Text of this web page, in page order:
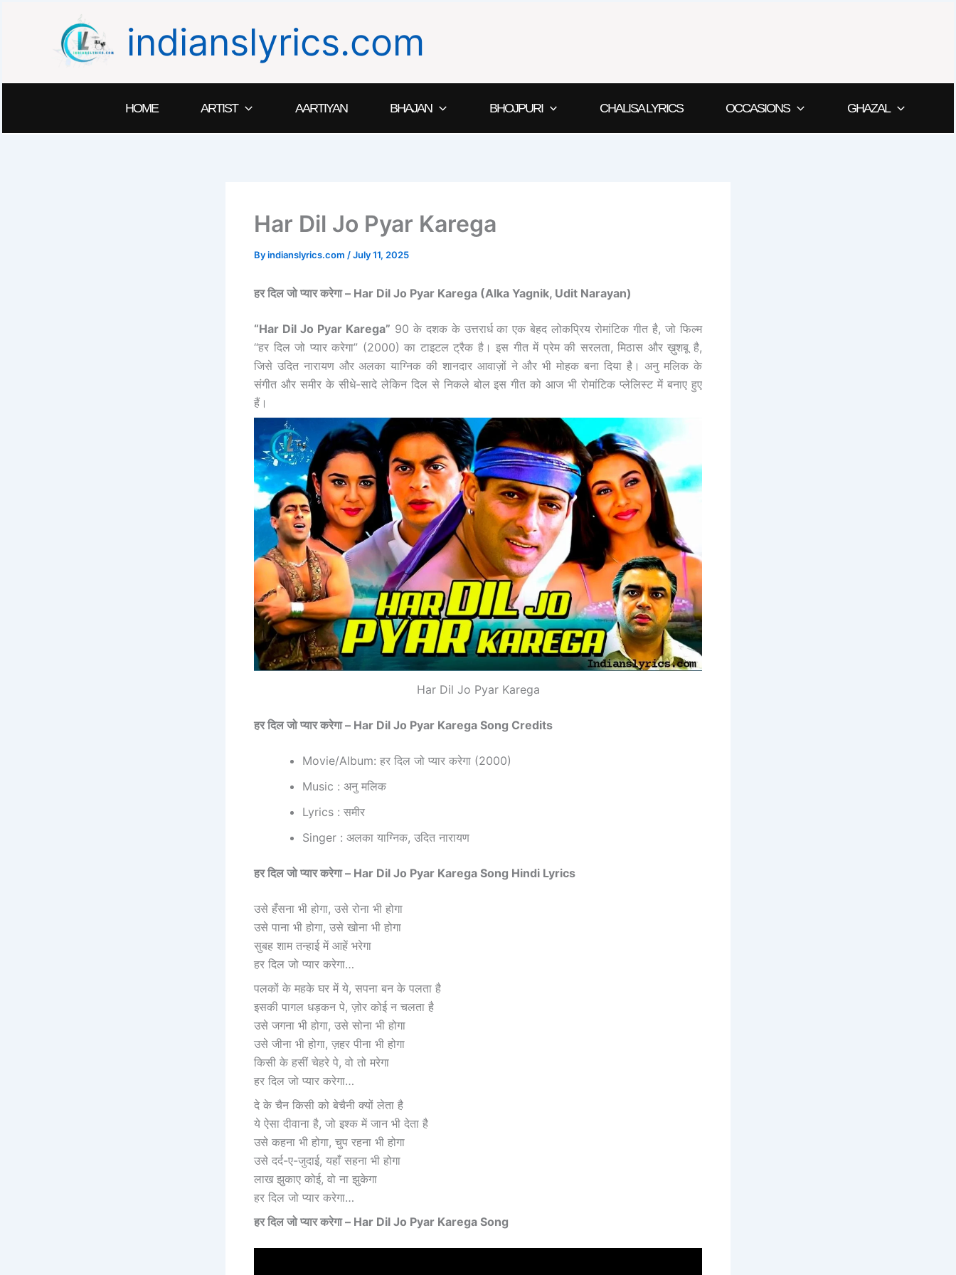
indianslyrics.com
HOME ARTIST AARTIYAN BHAJAN BHOJPURI CHALISA LYRICS OCCASIONS GHAZAL
Har Dil Jo Pyar Karega
Byindianslyrics.com /July 11, 2025
हर दिल जो प्यार करेगा – Har Dil Jo Pyar Karega (Alka Yagnik, Udit Narayan)
“Har Dil Jo Pyar Karega” 90 के दशक के उत्तरार्ध का एक बेहद लोकप्रिय रोमांटिक गीत है, जो फिल्म
“हर दिल जो प्यार करेगा” (2000) का टाइटल ट्रैक है। इस गीत में प्रेम की सरलता, मिठास और ख़ुशबू है,
जिसे उदित नारायण और अलका याग्निक की शानदार आवाज़ों ने और भी मोहक बना दिया है। अनु मलिक के
संगीत और समीर के सीधे-सादे लेकिन दिल से निकले बोल इस गीत को आज भी रोमांटिक प्लेलिस्ट में बनाए हुए
हैं।
Har Dil Jo Pyar Karega
हर दिल जो प्यार करेगा – Har Dil Jo Pyar Karega Song Credits
Movie/Album: हर दिल जो प्यार करेगा (2000)
Music : अनु मलिक
Lyrics : समीर
Singer : अलका याग्निक, उदित नारायण
हर दिल जो प्यार करेगा – Har Dil Jo Pyar Karega Song Hindi Lyrics
उसे हँसना भी होगा, उसे रोना भी होगा
उसे पाना भी होगा, उसे खोना भी होगा
सुबह शाम तन्हाई में आहें भरेगा
हर दिल जो प्यार करेगा…
पलकों के महके घर में ये, सपना बन के पलता है
इसकी पागल धड़कन पे, ज़ोर कोई न चलता है
उसे जगना भी होगा, उसे सोना भी होगा
उसे जीना भी होगा, ज़हर पीना भी होगा
किसी के हसीं चेहरे पे, वो तो मरेगा
हर दिल जो प्यार करेगा…
दे के चैन किसी को बेचैनी क्यों लेता है
ये ऐसा दीवाना है, जो इश्क में जान भी देता है
उसे कहना भी होगा, चुप रहना भी होगा
उसे दर्द-ए-जुदाई, यहाँ सहना भी होगा
लाख झुकाए कोई, वो ना झुकेगा
हर दिल जो प्यार करेगा…
हर दिल जो प्यार करेगा – Har Dil Jo Pyar Karega Song